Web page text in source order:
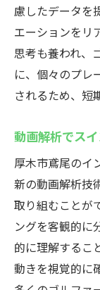
慮したデータを
エーションをリ
思考も養われ、
に、個々のプレ
されるため、短
動画解析でス
厚木市鳶尾のイ
新の動画解析技
取り組むことが
ングを客観的に
的に理解するこ
動きを視覚的に